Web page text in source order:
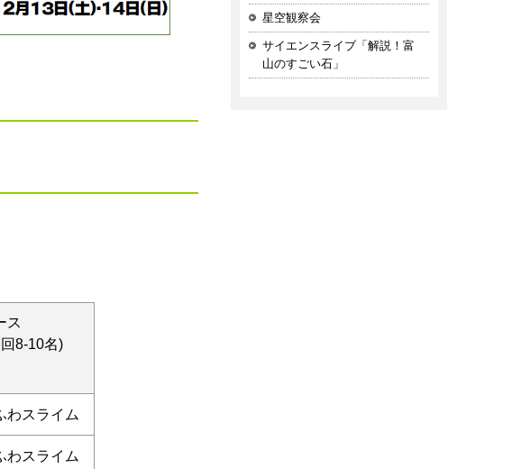
30～15：30）
ス
8-10名)
わスライム
わスライム
星空観察会
サイエンスライブ「解説！富
山のすごい石」